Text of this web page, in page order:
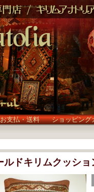
お支払・送料
ショッピング
ルドキリムクッショ